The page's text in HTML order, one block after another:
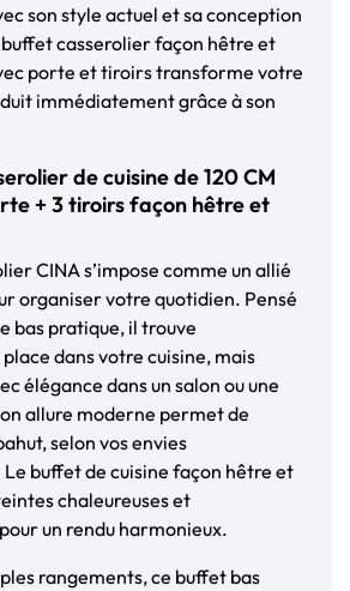
son style actuel et sa conception
casserolier façon hêtre et
porte et tiroirs transforme votre
immédiatement grâce à son
de cuisine de 120 CM
+ 3 tiroirs façon hêtre et
CINA s’impose comme un allié
organiser votre quotidien. Pensé
bas pratique, il trouve
dans votre cuisine, mais
élégance dans un salon ou une
allure moderne permet de
selon vos envies
Le buffet de cuisine façon hêtre et
chaleureuses et
un rendu harmonieux.
rangements, ce buffet bas